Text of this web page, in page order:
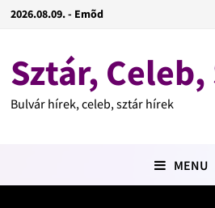
2026.08.09. - Emõd
Sztár, Celeb,
Bulvár hírek, celeb, sztár hírek
MENU